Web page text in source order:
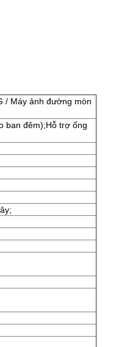
/ Máy ảnh đường mòn
ban đêm);Hỗ trợ ống